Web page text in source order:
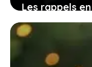
Les rappels
ds fiat opel
risque
11 février 2026